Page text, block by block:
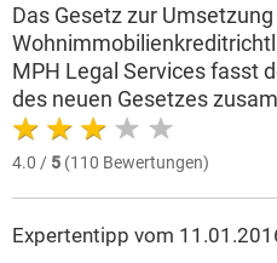
Das Gesetz zur
MPH Legal Services fasst
des neuen Gesetzes
4.0 / 5 (110 Bewertungen)
Expertentipp vom